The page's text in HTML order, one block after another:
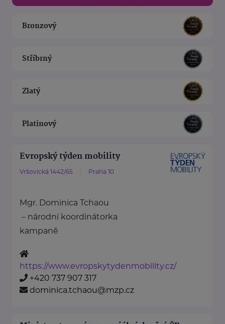
Bronzový
Stříbrný
Zlatý
Platinový
Evropský týden mobility
Vršovická 1442/65 Praha 10
Mgr. Dominica Tchaou
– národní koordinátorka
kampaně
https://www.evropskytydenmobility.cz/
+420 737 907 317
dominica.tchaou@mzp.cz